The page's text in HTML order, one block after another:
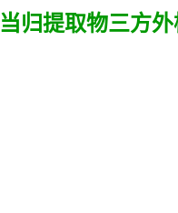
当归提取物三方外